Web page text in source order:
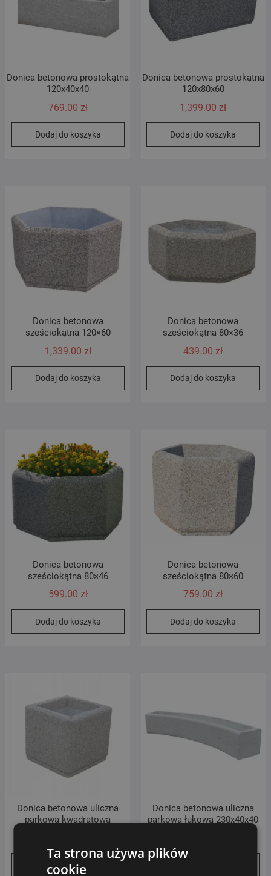
Donica betonowa prostokątna
120x40x40
769.00 zł
Dodaj do koszyka
Donica betonowa prostokątna
120x80x60
1,399.00 zł
Dodaj do koszyka
Donica betonowa
sześciokątna 120×60
1,339.00 zł
Dodaj do koszyka
Donica betonowa
sześciokątna 80×36
439.00 zł
Dodaj do koszyka
Donica betonowa
sześciokątna 80×46
599.00 zł
Dodaj do koszyka
Donica betonowa
sześciokątna 80×60
759.00zł
Dodaj do koszyka
Donica betonowa uliczna
parkowa kwadratowa
Dodaj do koszyka
Donica betonowa uliczna
parkowa łukowa 230x40x40
Ta strona używa plików
cookie